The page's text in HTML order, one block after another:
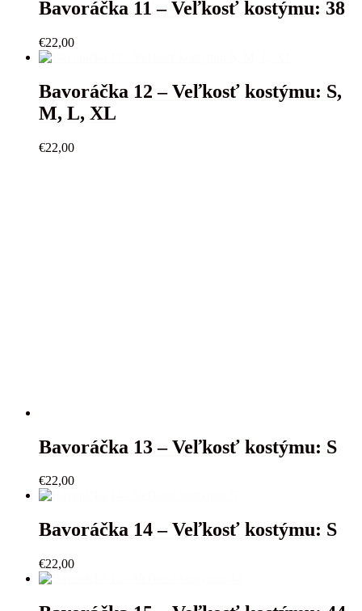
Bavoráčka 11 – Veľkosť kostýmu: 38
€22,00
Bavoráčka 12 – Veľkosť kostýmu: S,
M, L, XL
€22,00
Bavoráčka 13 – Veľkosť kostýmu: S
€22,00
Bavoráčka 14 – Veľkosť kostýmu: S
€22,00